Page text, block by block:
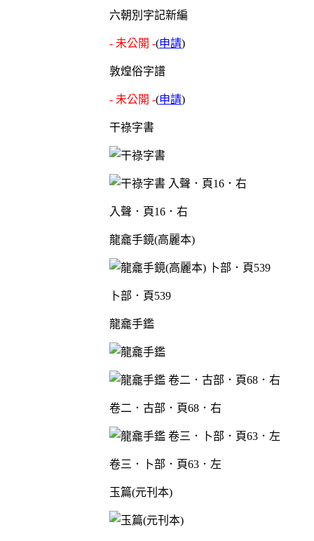
六朝別字記新編
- 未公開 -(申請)
敦煌俗字譜
- 未公開 -(申請)
干祿字書
入聲．頁16．右
龍龕手鏡(高麗本)
卜部．頁539
龍龕手鑑
卷二．古部．頁68．右
卷三．卜部．頁63．左
玉篇(元刊本)